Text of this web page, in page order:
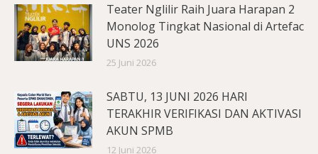
Teater Nglilir Raih Juara Harapan 2
Monolog Tingkat Nasional di Artefac
UNS 2026
25 Juni 2026
SABTU, 13 JUNI 2026 HARI
TERAKHIR VERIFIKASI DAN AKTIVASI
AKUN SPMB
12 Juni 2026